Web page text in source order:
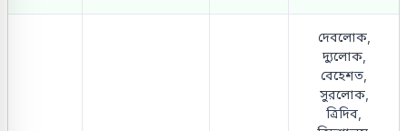
দেবলোক,
দ্যুলোক,
বেহেশত,
সুরলোক,
ত্রিদিব,